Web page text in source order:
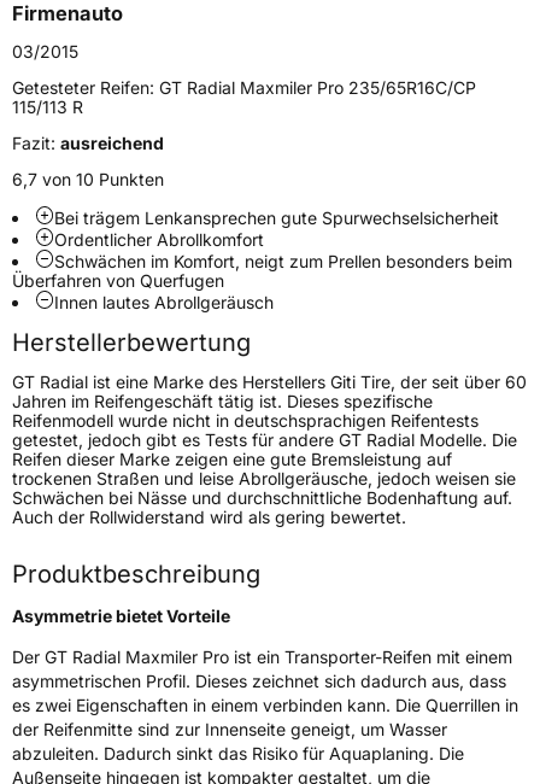
Höchstlast
Generelle Merkmale
FahrzeugtypTransporter
Verwendung
ModellnameMaxmiler Pro
FahrzeugartTransporter
Weitere Eigenschaften
SchlauchtypTL
ZustandNeureifen
C-ReifenJa
EU Label
EffizienzC
NasshaftungB
Rollgeräusch (Klasse) B
Firmenauto
03/2015
Getesteter Reifen: GT Radial Maxmiler Pro 235/65R16C/CP
115/113 R
Fazit: ausreichend
6,7 von 10 Punkten
Bei trägem Lenkansprechen gute Spurwechselsicherheit
Ordentlicher Abrollkomfort
Schwächen im Komfort, neigt zum Prellen besonders beim
Überfahren von Querfugen
Innen lautes Abrollgeräusch
Herstellerbewertung
GT Radial ist eine Marke des Herstellers Giti Tire, der seit über 60
Jahren im Reifengeschäft tätig ist. Dieses spezifische
Reifenmodell wurde nicht in deutschsprachigen Reifentests
getestet, jedoch gibt es Tests für andere GT Radial Modelle. Die
Reifen dieser Marke zeigen eine gute Bremsleistung auf
trockenen Straßen und leise Abrollgeräusche, jedoch weisen sie
Schwächen bei Nässe und durchschnittliche Bodenhaftung auf.
Auch der Rollwiderstand wird als gering bewertet.
Produktbeschreibung
Asymmetrie bietet Vorteile
Der GT Radial Maxmiler Pro ist ein Transporter-Reifen mit einem
asymmetrischen Profil. Dieses zeichnet sich dadurch aus, dass
es zwei Eigenschaften in einem verbinden kann. Die Querrillen in
der Reifenmitte sind zur Innenseite geneigt, um Wasser
abzuleiten. Dadurch sinkt das Risiko für Aquaplaning. Die
Außenseite hingegen ist kompakter gestaltet, um die